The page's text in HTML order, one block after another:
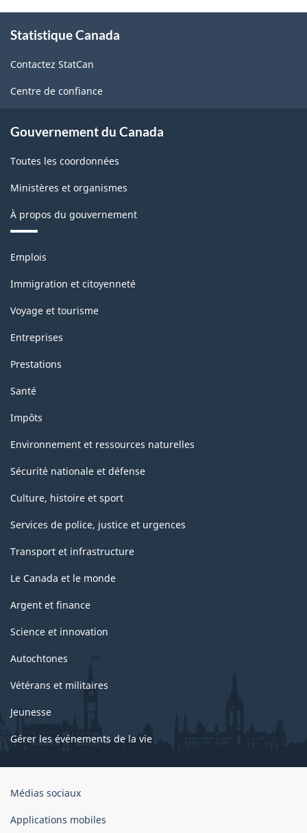
propos
ce
site
Statistique Canada
Contactez StatCan
Centre de confiance
Gouvernement du Canada
Toutes les coordonnées
Ministères et organismes
À propos du gouvernement
Thèmes
sujets
Emplois
Immigration et citoyenneté
Voyage et tourisme
Entreprises
Prestations
Santé
Impôts
Environnement et ressources naturelles
Sécurité nationale et défense
Culture, histoire et sport
Services de police, justice et urgences
Transport et infrastructure
Le Canada et le monde
Argent et finance
Science et innovation
Autochtones
Vétérans et militaires
Jeunesse
Gérer les événements de la vie
Organisation
gouvernement
Médias sociaux
Applications mobiles